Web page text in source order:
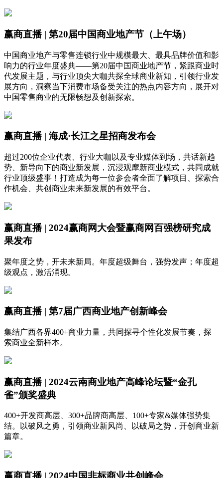
赢商直播 | 第20届中国商业地产节（上午场）
中国商业地产与零售连锁行业中规模最大、最具品牌价值和影
响力的行业年度盛典——第20届中国商业地产节，紧跟商业时
代发展主题，与行业顶尖大咖共探全球商业新知，引领行业发
展方向，洞察当下消费市场备受关注的热点内容方向，展开对
中国零售商业的无限畅想及创新探索。
赢商直播 | 海成·长江之星招商发布会
超过200位企业代表、行业大咖以及专业媒体到场，共话新趋
势、新导向下的商业新发展，沉浸观摩新商业模式，共同成就
行业顶级盛事！打造成为每一位参会者全面了解项目、探索合
作机会、共创商业未来新发展的有效平台。
赢商直播 | 2024赢商网大会暨赢商网百强榜研究成
果发布
聚年度之势，开未来新局。年度超级舞台，强势发声；年度超
级观点，激活涌现。
赢商直播 | 第7届广西商业地产创新峰会
集结广西各界400+商业力量，共同探寻个性化发展节奏，探
索商业全新样本。
赢商直播 | 2024云南商业地产高峰论坛暨“金孔
雀”颁奖盛典
400+开发商高层、300+品牌商高层、100+专家&媒体强势集
结。以破风之勇，引领商业新风尚、以破局之势，开创商业新
篇章。
赢商直播 | 2024中国非标商业共创峰会